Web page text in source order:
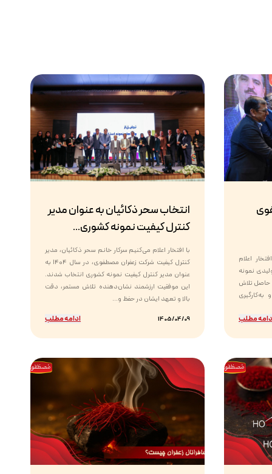
اعلام
واحد تولیدی نمونه
حاصل تلاش
به‌کارگیری
مطلب
انتخاب سحر ذکائیان به عنوان مدیر
کنترل کیفیت نمونه کشوری...
با افتخار اعلام می‌کنیم سرکار خانم سحر ذکائیان، مدیر
کنترل کیفیت شرکت زعفران مصطفوی، در سال ۱۴۰۴ به
عنوان مدیر کنترل کیفیت نمونه کشوری انتخاب شدند.
این موفقیت ارزشمند نشان‌دهنده تلاش مستمر، دقت
بالا و تعهد ایشان در حفظ و...
1405/04/09 ادامه مطلب